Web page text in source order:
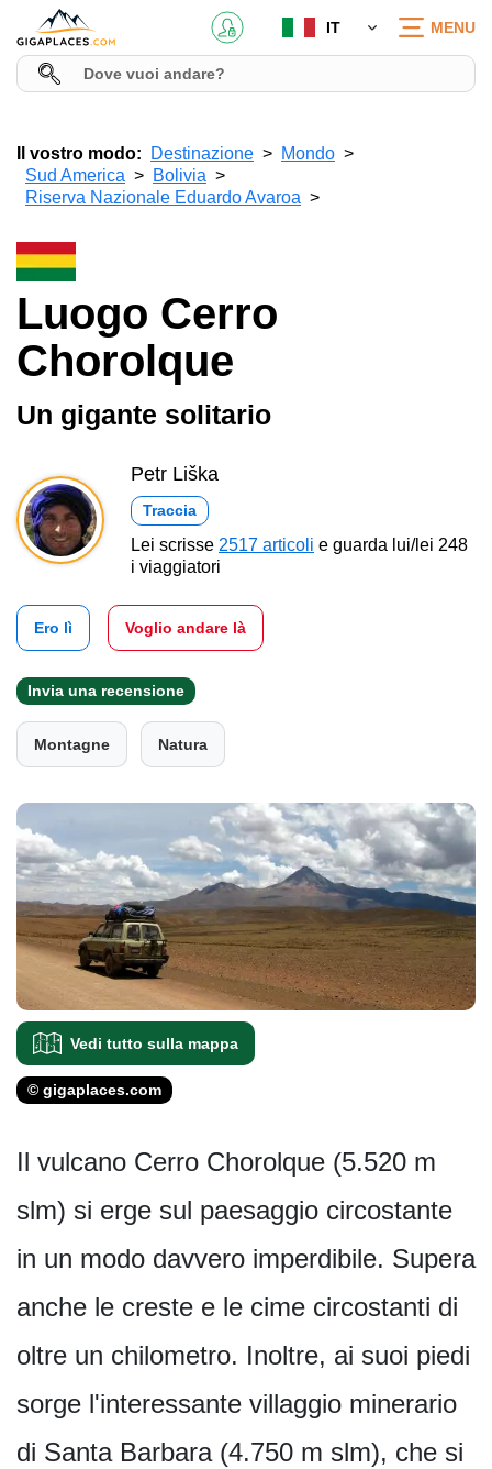
IT MENU
Il vostro modo: Destinazione
Mondo
Sud America
Bolivia
Riserva Nazionale Eduardo Avaroa
Luogo Cerro
Chorolque
Un gigante solitario
Petr Liška
Traccia
Lei scrisse 2517 articoli e guarda lui/lei 248
i viaggiatori
Ero lì Voglio andare là
Invia una recensione
Montagne Natura
Vedi tutto sulla mappa
© gigaplaces.com
Il vulcano Cerro Chorolque (5.520 m
slm) si erge sul paesaggio circostante
in un modo davvero imperdibile. Supera
anche le creste e le cime circostanti di
oltre un chilometro. Inoltre, ai suoi piedi
sorge l'interessante villaggio minerario
di Santa Barbara (4.750 m slm), che si